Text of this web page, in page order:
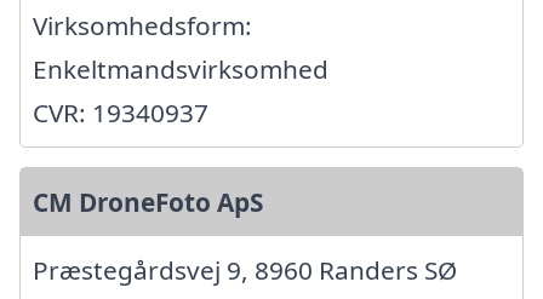
Virksomhedsform:
Enkeltmandsvirksomhed
CVR: 19340937
CM DroneFoto ApS
Præstegårdsvej 9, 8960 Randers SØ